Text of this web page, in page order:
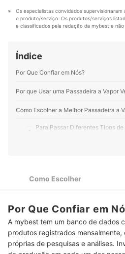
fáceis de executar e
com atenção ao uso
capricho nos detalhes.
me motiva.
Perfil de Rafael
Os especialistas convidados
o produto/serviço. Os produtos/serviços
e classificados pela redação da mybest e não
Índice
Por Que Confiar em Nós?
Por que Usar uma Passadeira a Vapor
Como Escolher a Melhor Passadeira a
1
Para Passar Diferentes Tipos
Se Não Quiser Esperar, Escolha
4
Escolha os Recursos Extras da
para o Seu Perfil de Uso
Top 10 Melhores Passadeiras a Vapor
Perguntas Frequentes sobre
Como Escolher
Por Que Confiar em
A mybest tem um banco de dados
produtos registrados
próprias de pesquisas e análises.